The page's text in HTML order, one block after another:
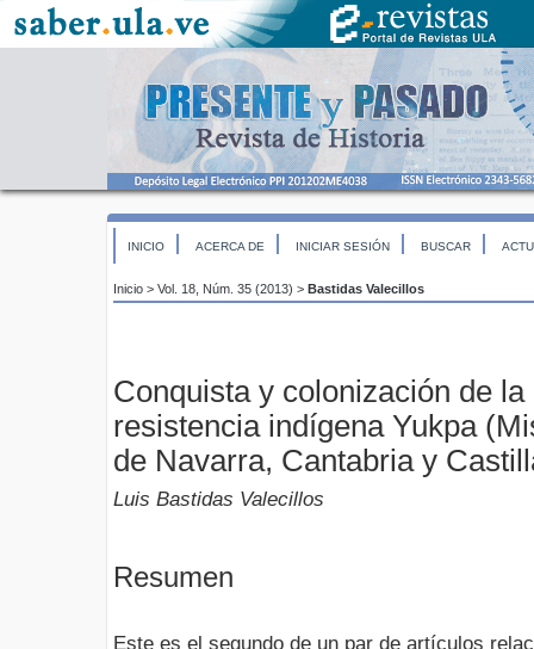
INICIO ACERCA DE INICIAR SESIÓN BUSCAR
Inicio > Vol. 18, Núm. 35 (2013) > Bastidas Valecillos
Conquista y colonización de
resistencia indígena Yukpa
de Navarra, Cantabria y
Luis Bastidas Valecillos
Resumen
Este es el segundo de un par de artículos